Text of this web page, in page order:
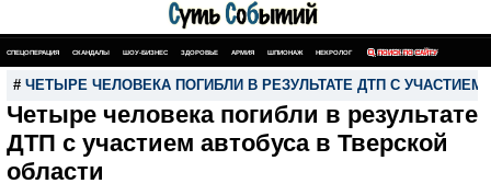
СПЕЦОПЕРАЦИЯ СКАНДАЛЫ ШОУ-БИЗНЕС ЗДОРОВЬЕ АРМИЯ ШПИОНАЖ НЕКРОЛОГ ПОИСК ПО САЙТУ
# ЧЕТЫРЕ ЧЕЛОВЕКА ПОГИБЛИ В РЕЗУЛЬТАТЕ ДТП С
Четыре человека погибли в результате
ДТП с участием автобуса в Тверской
области